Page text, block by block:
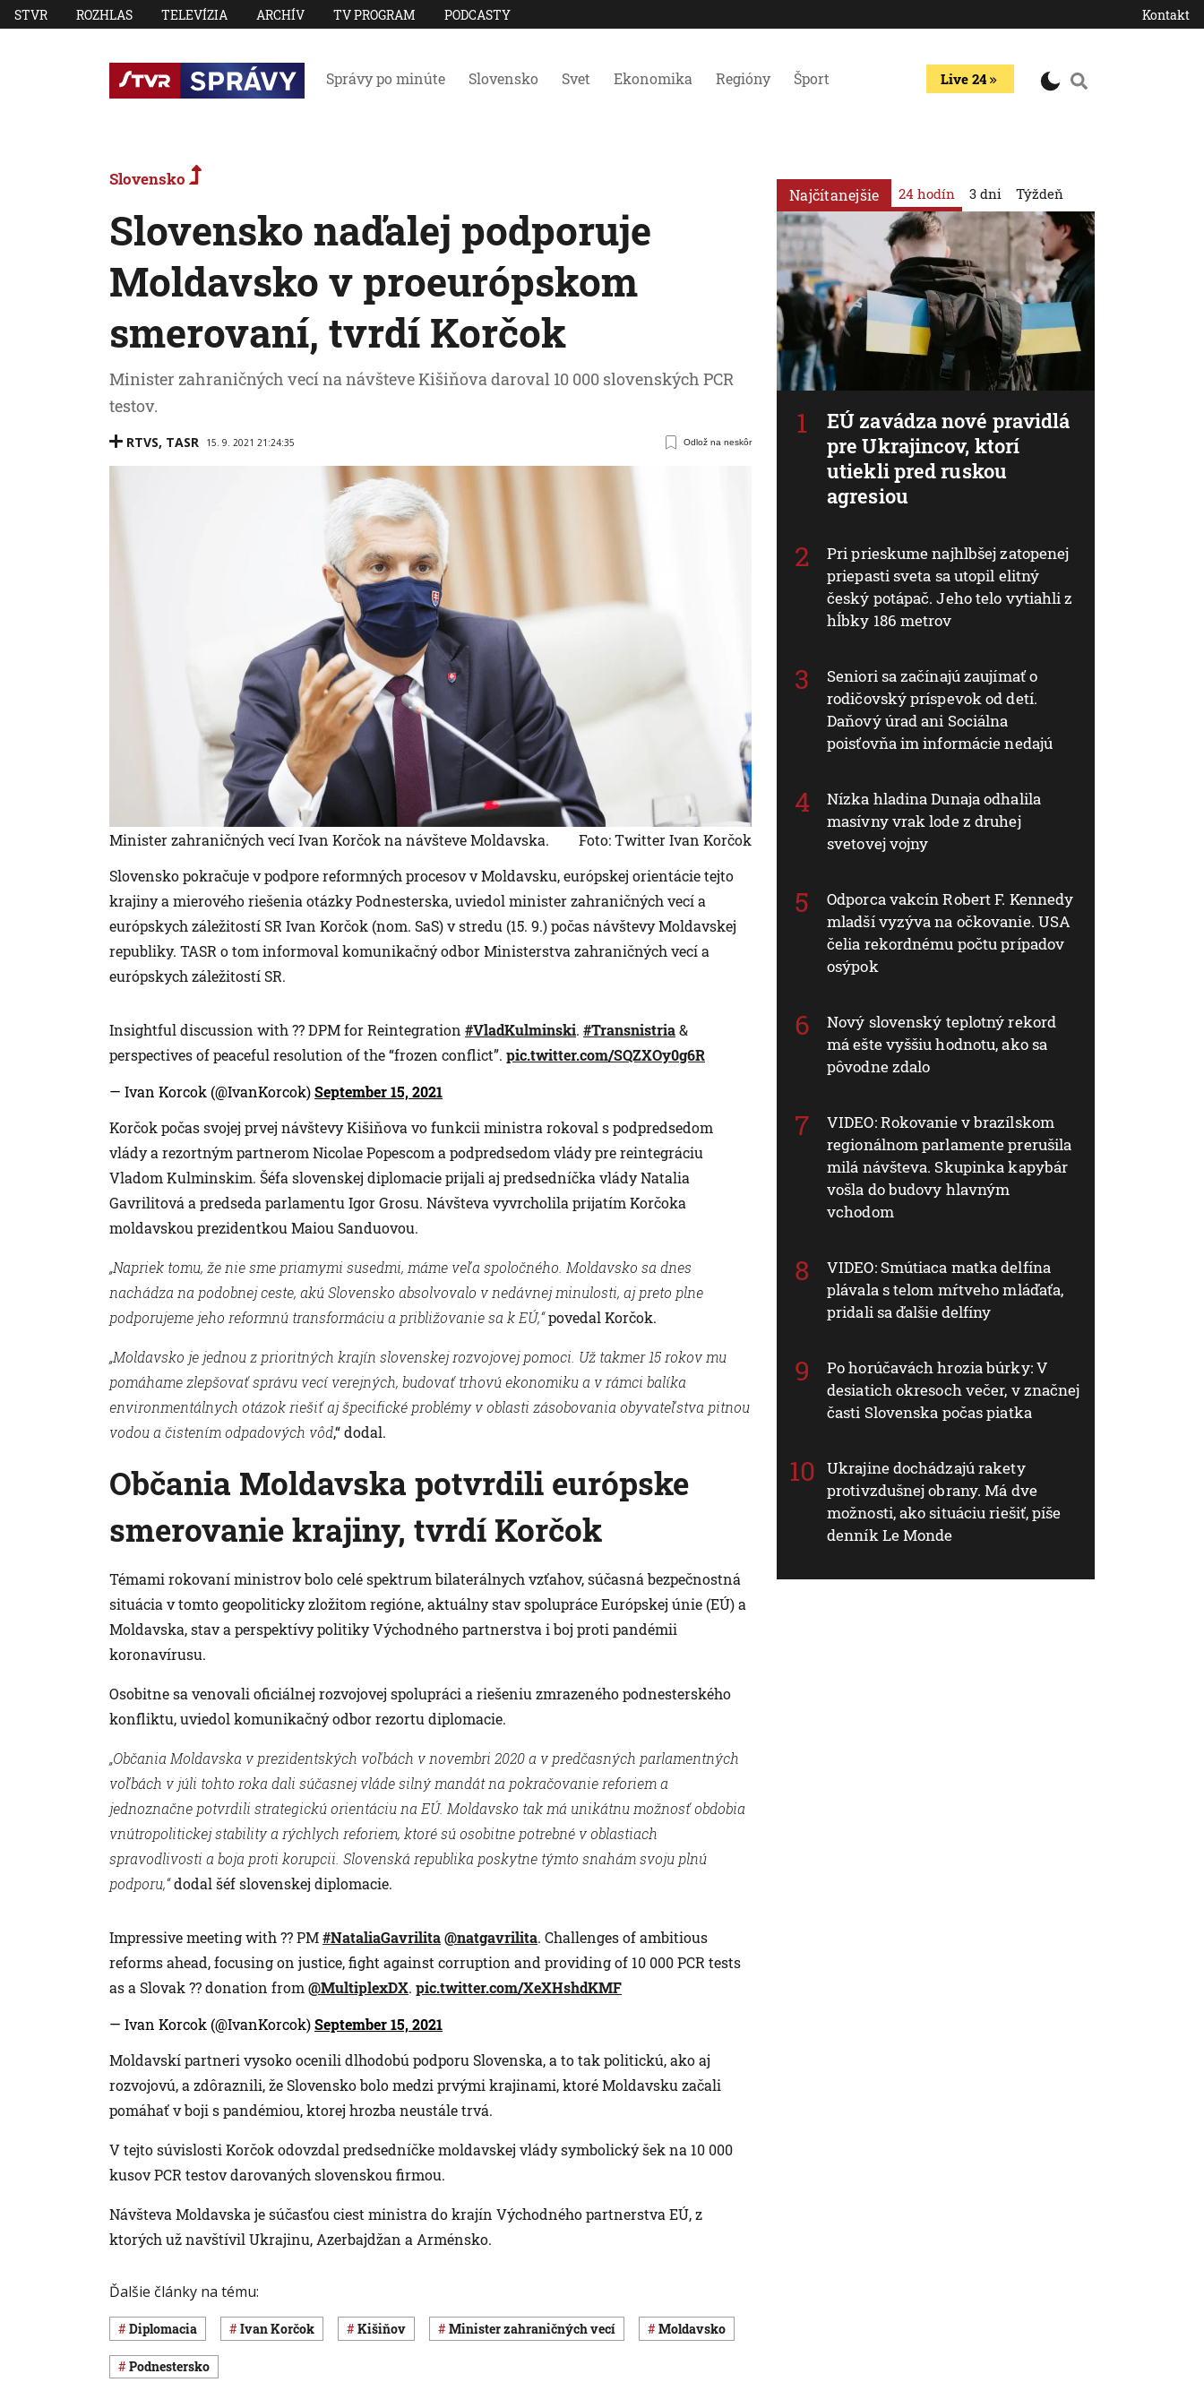
STVR ROZHLAS TELEVÍZIA ARCHÍV TV PROGRAM PODCASTY Kontakt
Správy po minúte Slovensko Svet Ekonomika Regióny Šport Live 24
Slovensko
Slovensko naďalej podporuje
Moldavsko v proeurópskom
smerovaní, tvrdí Korčok
Minister zahraničných vecí na návšteve Kišiňova daroval 10 000 slovenských PCR
testov.
RTVS, TASR 15. 9. 2021 21:24:35 Odlož na neskôr
Minister zahraničných vecí Ivan Korčok na návšteve Moldavska.
Foto: Twitter Ivan Korčok
Slovensko pokračuje v podpore reformných procesov v Moldavsku, európskej orientácie tejto
krajiny a mierového riešenia otázky Podnesterska, uviedol minister zahraničných vecí a
európskych záležitostí SR Ivan Korčok (nom. SaS) v stredu (15. 9.) počas návštevy Moldavskej
republiky. TASR o tom informoval komunikačný odbor Ministerstva zahraničných vecí a
európskych záležitostí SR.
Insightful discussion with ?? DPM for Reintegration #VladKulminski. #Transnistria&
perspectives of peaceful resolution of the “frozen conflict”. pic.twitter.com/SQZXOy0g6R
— Ivan Korcok (@IvanKorcok)September 15, 2021
Korčok počas svojej prvej návštevy Kišiňova vo funkcii ministra rokoval s podpredsedom
vlády a rezortným partnerom Nicolae Popescom a podpredsedom vlády pre reintegráciu
Vladom Kulminskim. Šéfa slovenskej diplomacie prijali aj predsedníčka vlády Natalia
Gavrilitová a predseda parlamentu Igor Grosu. Návšteva vyvrcholila prijatím Korčoka
moldavskou prezidentkou Maiou Sanduovou.
„Napriek tomu, že nie sme priamymi susedmi, máme veľa spoločného. Moldavsko sa dnes
nachádza na podobnej ceste, akú Slovensko absolvovalo v nedávnej minulosti, aj preto plne
podporujeme jeho reformnú transformáciu a približovanie sa k EÚ,“povedal Korčok.
„Moldavsko je jednou z prioritných krajín slovenskej rozvojovej pomoci. Už takmer 15 rokov mu
pomáhame zlepšovať správu vecí verejných, budovať trhovú ekonomiku a v rámci balíka
environmentálnych otázok riešiť aj špecifické problémy v oblasti zásobovania obyvateľstva pitnou
vodou a čistením odpadových vôd,“ dodal.
Občania Moldavska potvrdili európske
smerovanie krajiny, tvrdí Korčok
Témami rokovaní ministrov bolo celé spektrum bilaterálnych vzťahov, súčasná bezpečnostná
situácia v tomto geopoliticky zložitom regióne, aktuálny stav spolupráce Európskej únie (EÚ) a
Moldavska, stav a perspektívy politiky Východného partnerstva i boj proti pandémii
koronavírusu.
Osobitne sa venovali oficiálnej rozvojovej spolupráci a riešeniu zmrazeného podnesterského
konfliktu, uviedol komunikačný odbor rezortu diplomacie.
„Občania Moldavska v prezidentských voľbách v novembri 2020 a v predčasných parlamentných
voľbách v júli tohto roka dali súčasnej vláde silný mandát na pokračovanie reforiem a
jednoznačne potvrdili strategickú orientáciu na EÚ. Moldavsko tak má unikátnu možnosť obdobia
vnútropolitickej stability a rýchlych reforiem, ktoré sú osobitne potrebné v oblastiach
spravodlivosti a boja proti korupcii. Slovenská republika poskytne týmto snahám svoju plnú
podporu,“dodal šéf slovenskej diplomacie.
Impressive meeting with ?? PM#NataliaGavrilita@natgavrilita. Challenges of ambitious
reforms ahead, focusing on justice, fight against corruption and providing of 10 000 PCR tests
as a Slovak ?? donation from@MultiplexDX. pic.twitter.com/XeXHshdKMF
— Ivan Korcok (@IvanKorcok)September 15, 2021
Moldavskí partneri vysoko ocenili dlhodobú podporu Slovenska, a to tak politickú, ako aj
rozvojovú, a zdôraznili, že Slovensko bolo medzi prvými krajinami, ktoré Moldavsku začali
pomáhať v boji s pandémiou, ktorej hrozba neustále trvá.
V tejto súvislosti Korčok odovzdal predsedníčke moldavskej vlády symbolický šek na 10 000
kusov PCR testov darovaných slovenskou firmou.
Návšteva Moldavska je súčasťou ciest ministra do krajín Východného partnerstva EÚ, z
ktorých už navštívil Ukrajinu, Azerbajdžan a Arménsko.
Ďalšie články na tému:
diplomacia Ivan Korčok Kišiňov minister zahraničných vecí Moldavsko
Podnestersko
Najčítanejšie 24 hodín
EÚ zavádza nové pravidlá
pre Ukrajincov, ktorí
utiekli pred ruskou
agresiou
Pri prieskume najhlbšej zatopenej
priepasti sveta sa utopil elitný
český potápač. Jeho telo vytiahli z
hĺbky 186 metrov
Seniori sa začínajú zaujímať o
rodičovský príspevok od detí.
Daňový úrad ani Sociálna
poisťovňa im informácie nedajú
Nízka hladina Dunaja odhalila
masívny vrak lode z druhej
svetovej vojny
Odporca vakcín Robert F. Kennedy
mladší vyzýva na očkovanie. USA
čelia rekordnému počtu prípadov
osýpok
Nový slovenský teplotný rekord
má ešte vyššiu hodnotu, ako sa
pôvodne zdalo
VIDEO: Rokovanie v brazílskom
regionálnom parlamente prerušila
milá návšteva. Skupinka kapybár
vošla do budovy hlavným
vchodom
VIDEO: Smútiaca matka delfína
plávala s telom mŕtveho mláďaťa,
pridali sa ďalšie delfíny
Po horúčavách hrozia búrky: V
desiatich okresoch večer, v značnej
časti Slovenska počas piatka
Ukrajine dochádzajú rakety
protivzdušnej obrany. Má dve
možnosti, ako situáciu riešiť, píše
denník Le Monde
3 dni Týždeň